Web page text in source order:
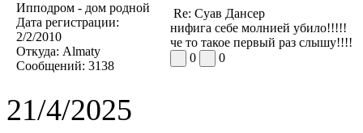
Ипподром - дом родной
Дата регистрации:
2/2/2010
Откуда: Almaty
Сообщений: 3138
Re: Суав Дансер
нифига себе молнией убило!!!!!
че то такое первый раз слышу!!!!
0
0
21/4/2025